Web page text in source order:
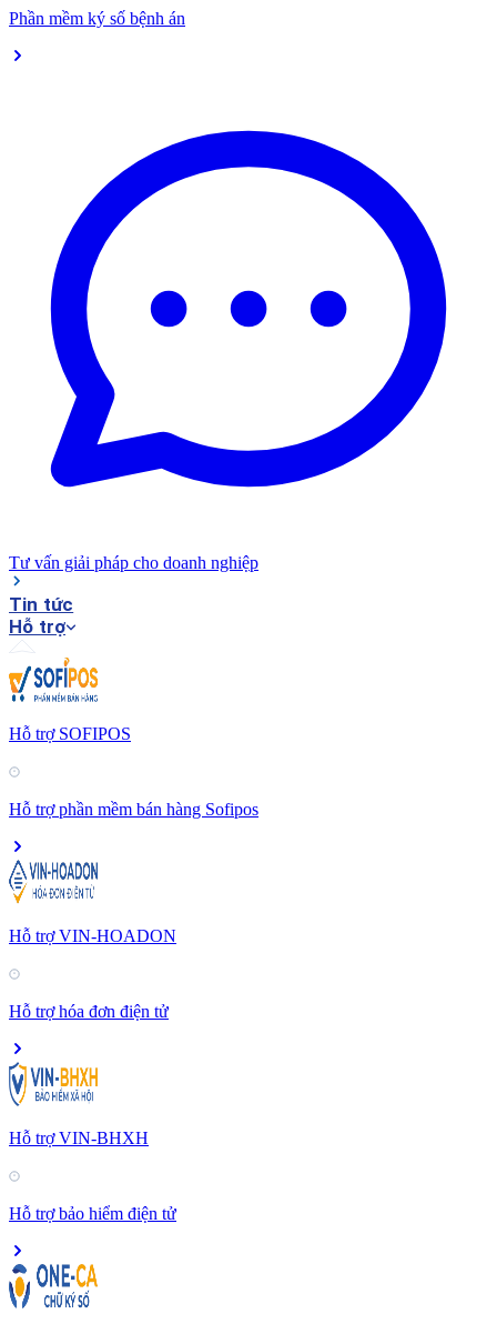
Phần mềm ký số bệnh án
Tư vấn giải pháp cho doanh nghiệp
Tin tức
Hỗ trợ
Hỗ trợ SOFIPOS
Hỗ trợ phần mềm bán hàng Sofipos
Hỗ trợ VIN-HOADON
Hỗ trợ hóa đơn điện tử
Hỗ trợ VIN-BHXH
Hỗ trợ bảo hiểm điện tử